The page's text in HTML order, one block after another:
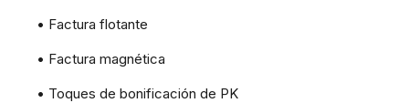
• Factura flotante
• Factura magnética
• Toques de bonificación de PK